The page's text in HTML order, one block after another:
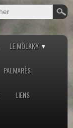
LE MÖLKKY
PALMARÈS
LIENS